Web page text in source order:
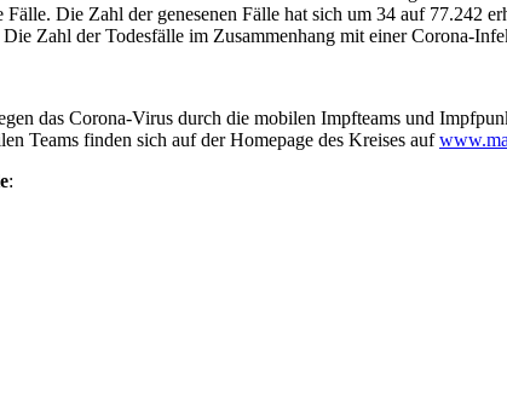
Die Zahl der genesenen Fälle hat sich um 34 auf 77.242
Zahl der Todesfälle im Zusammenhang mit einer Corona-
das Corona-Virus durch die mobilen Impfteams und
Teams finden sich auf der Homepage des Kreises auf
: